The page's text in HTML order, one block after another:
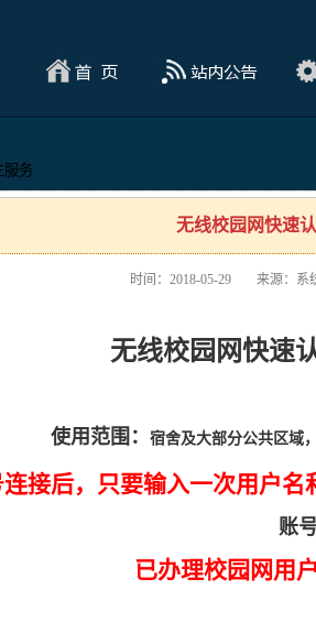
服务
无线校园网快速
时间：2018-05-29 来源：系
无线校园网快速
使用范围： 宿舍及大部分公共区域
接后，只要输入一次用户
账号
已办理校园网用